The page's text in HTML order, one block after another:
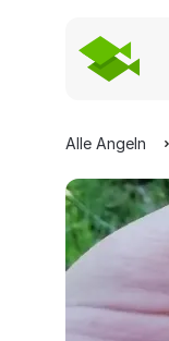
Alle Angeln